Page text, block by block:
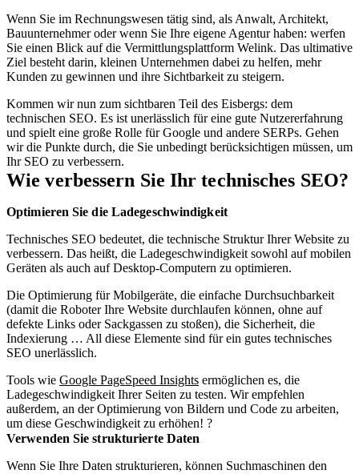
Wenn Sie im Rechnungswesen tätig sind, als Anwalt, Architekt,
Bauunternehmer oder wenn Sie Ihre eigene Agentur haben: werfen
Sie einen Blick auf die Vermittlungsplattform Welink. Das ultimative
Ziel besteht darin, kleinen Unternehmen dabei zu helfen, mehr
Kunden zu gewinnen und ihre Sichtbarkeit zu steigern.
Kommen wir nun zum sichtbaren Teil des Eisbergs: dem
technischen SEO. Es ist unerlässlich für eine gute Nutzererfahrung
und spielt eine große Rolle für Google und andere SERPs. Gehen
wir die Punkte durch, die Sie unbedingt berücksichtigen müssen, um
Ihr SEO zu verbessern.
Wie verbessern Sie Ihr technisches SEO?
Optimieren Sie die Ladegeschwindigkeit
Technisches SEO bedeutet, die technische Struktur Ihrer Website zu
verbessern. Das heißt, die Ladegeschwindigkeit sowohl auf mobilen
Geräten als auch auf Desktop-Computern zu optimieren.
Die Optimierung für Mobilgeräte, die einfache Durchsuchbarkeit
(damit die Roboter Ihre Website durchlaufen können, ohne auf
defekte Links oder Sackgassen zu stoßen), die Sicherheit, die
Indexierung … All diese Elemente sind für ein gutes technisches
SEO unerlässlich.
Tools wie Google PageSpeed Insights ermöglichen es, die
Ladegeschwindigkeit Ihrer Seiten zu testen. Wir empfehlen
außerdem, an der Optimierung von Bildern und Code zu arbeiten,
um diese Geschwindigkeit zu erhöhen! ?
Verwenden Sie strukturierte Daten
Wenn Sie Ihre Daten strukturieren, können Suchmaschinen den